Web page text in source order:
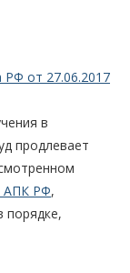
РФ от 27.06.2017
в
продлевает
АПК РФ,
порядке,